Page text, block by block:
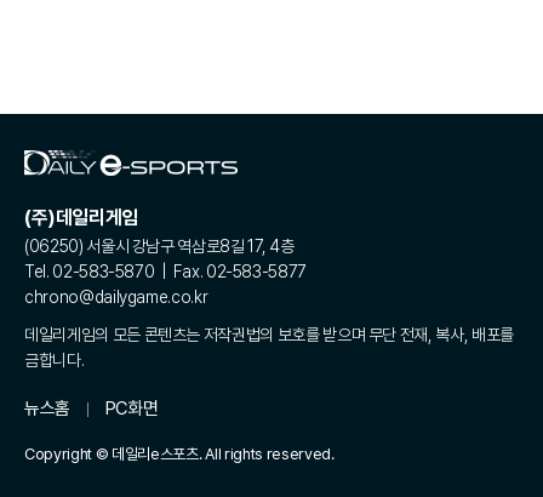
(주)데일리게임
(06250) 서울시 강남구 역삼로8길 17, 4층
Tel. 02-583-5870 | Fax. 02-583-5877
chrono@dailygame.co.kr
데일리게임의 모든 콘텐츠는 저작권법의 보호를 받으며 무단 전재, 복사, 배포를
금합니다.
뉴스홈 PC화면
Copyright © 데일리e스포츠. All rights reserved.